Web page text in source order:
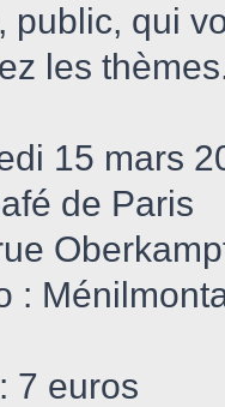
public, qui
les
15 mars
de Paris
:
7 euros